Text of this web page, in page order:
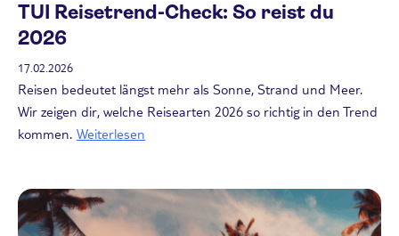
TUI Reisetrend-Check: So reist du
2026
17.02.2026
Reisen bedeutet längst mehr als Sonne, Strand und Meer.
Wir zeigen dir, welche Reisearten 2026 so richtig in den Trend
kommen. Weiterlesen